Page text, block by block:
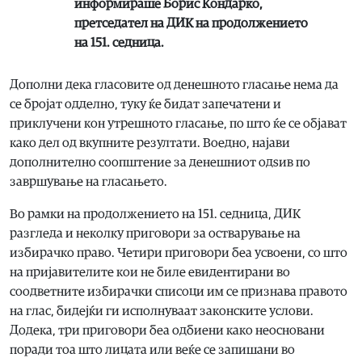
информираше Борис Кондарко,
претседател на ДИК на продолжението
на 151. седница.
Дополни дека гласовите од денешното гласање нема да
се бројат одделно, туку ќе бидат запечатени и
приклучени кон утрешното гласање, по што ќе се објават
како дел од вкупните резултати. Воедно, најави
дополнително соопштение за денешниот одѕив по
завршување на гласањето.
Во рамки на продолжението на 151. седница, ДИК
разгледа и неколку приговори за остварување на
избирачко право. Четири приговори беа усвоени, со што
на пријавителите кои не биле евидентирани во
соодветните избирачки списоци им се признава правото
на глас, бидејќи ги исполнуваат законските услови.
Додека, три приговори беа одбиени како неосновани
поради тоа што лицата или веќе се запишани во